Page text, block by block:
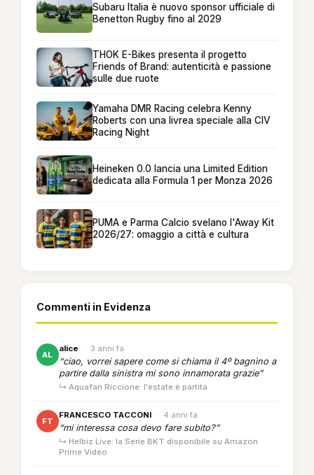
Subaru Italia è nuovo sponsor ufficiale di
Benetton Rugby fino al 2029
THOK E-Bikes presenta il progetto
Friends of Brand: autenticità e passione
sulle due ruote
Yamaha DMR Racing celebra Kenny
Roberts con una livrea speciale alla CIV
Racing Night
Heineken 0.0 lancia una Limited Edition
dedicata alla Formula 1 per Monza 2026
PUMA e Parma Calcio svelano l'Away Kit
2026/27: omaggio a città e cultura
Commenti in Evidenza
AL
alice · 3 anni fa
“ciao, vorrei sapere come si chiama il 4º bagnìno a
partire dalla sinistra mi sono innamorata grazie”
↳ Aquafan Riccione: l'estate è partita
FT
FRANCESCO TACCONI · 4 anni fa
“mi interessa cosa devo fare subito?”
↳ Helbiz Live: la Serie BKT disponibile su Amazon
Prime Video